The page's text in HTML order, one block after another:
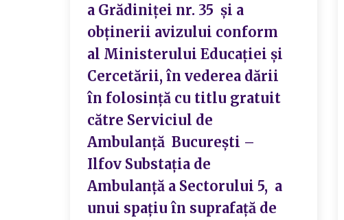
a Grădiniței nr. 35 și a
obținerii avizului conform
al Ministerului Educației și
Cercetării, în vederea dării
în folosință cu titlu gratuit
către Serviciul de
Ambulanță București –
Ilfov Substația de
Ambulanță a Sectorului 5, a
unui spațiu în suprafață de